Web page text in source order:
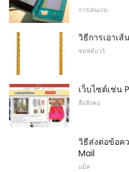
การเล่นเกม
วิธีการเอาเ
ซอฟต์แวร์
เว็บไซต์เช่น
สื่อสังคม
วิธีส่งต่อข้อค
Mail
แม็ค